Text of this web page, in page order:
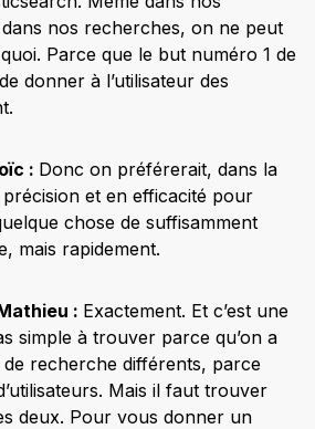
nos recherches, on ne peut
Parce que le but numéro 1 de
donner à l’utilisateur des
: Donc on préférerait, dans la
et en efficacité pour
chose de suffisamment
mais rapidement.
: Exactement. Et c’est une
simple à trouver parce qu’on a
recherche différents, parce
Mais il faut trouver
deux. Pour vous donner un